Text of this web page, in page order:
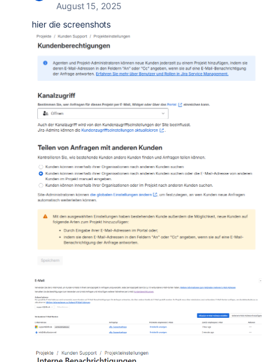
August 15, 2025
hier die screenshots